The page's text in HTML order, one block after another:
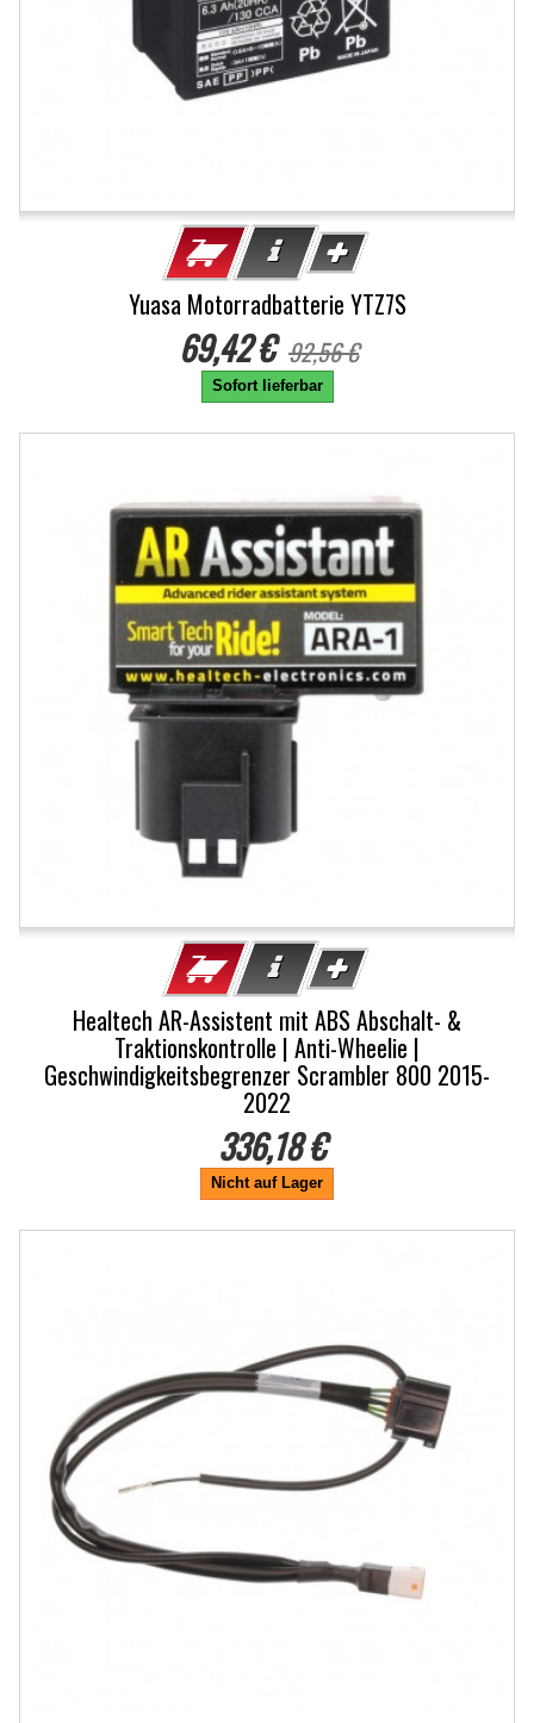
Yuasa Motorradbatterie YTZ7S
69,42 € 92,56 €
Sofort lieferbar
Healtech AR-Assistent mit ABS Abschalt- &
Traktionskontrolle | Anti-Wheelie |
Geschwindigkeitsbegrenzer Scrambler 800 2015-
2022
336,18 €
Nicht auf Lager